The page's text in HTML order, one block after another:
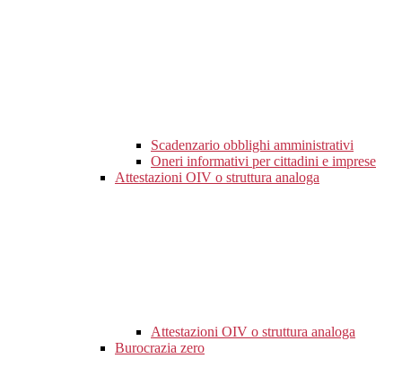
Scadenzario obblighi amministrativi
Oneri informativi per cittadini e imprese
Attestazioni OIV o struttura analoga
Attestazioni OIV o struttura analoga
Burocrazia zero